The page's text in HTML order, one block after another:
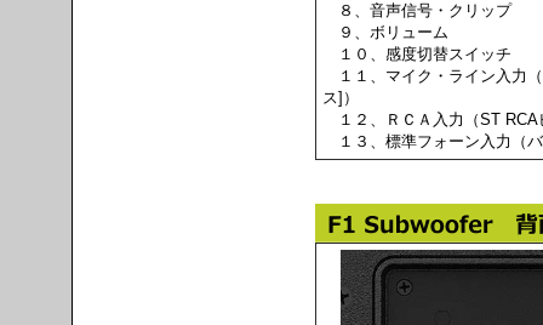
８、音声信号・クリップ
９、ボリューム
１０、感度切替スイッチ
１１、マイク・ライン入力
ス]）
１２、ＲＣＡ入力（ST RCA
１３、標準フォーン入力（